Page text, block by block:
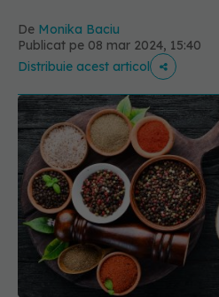
De Monika Baciu
Publicat pe 08 mar 2024, 15:40
Distribuie acest articol